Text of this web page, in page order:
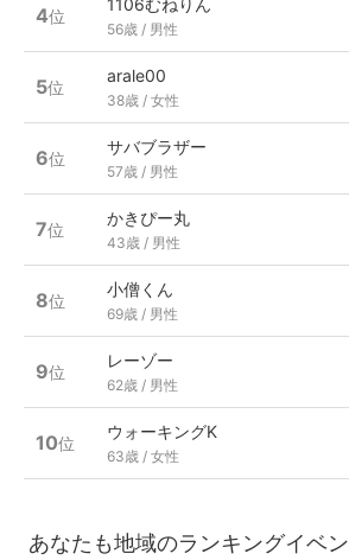
4位
56歳 / 男性
5位
arale00
38歳 / 女性
6位
サバブラザー
57歳 / 男性
7位
かきぴー丸
43歳 / 男性
8位
小僧くん
69歳 / 男性
9位
レーゾー
62歳 / 男性
10位
ウォーキングK
63歳 / 女性
あなたも地域のランキングイベン